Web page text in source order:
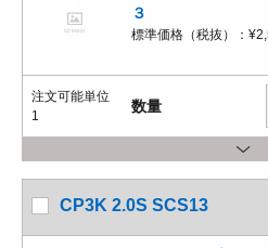
３
標準価格（税抜）：
注文可能単位
1
数量
CP3K 2.0S SCS13